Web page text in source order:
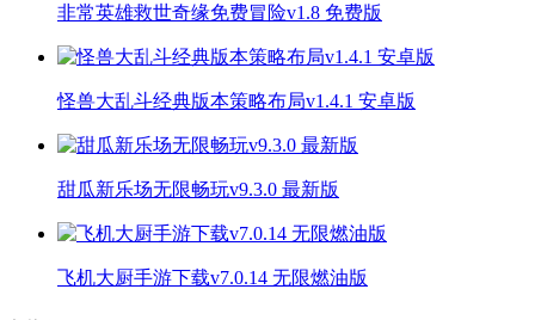
非常英雄救世奇缘免费冒险v1.8 免费版
怪兽大乱斗经典版本策略布局v1.4.1 安卓版
甜瓜新乐场无限畅玩v9.3.0 最新版
飞机大厨手游下载v7.0.14 无限燃油版